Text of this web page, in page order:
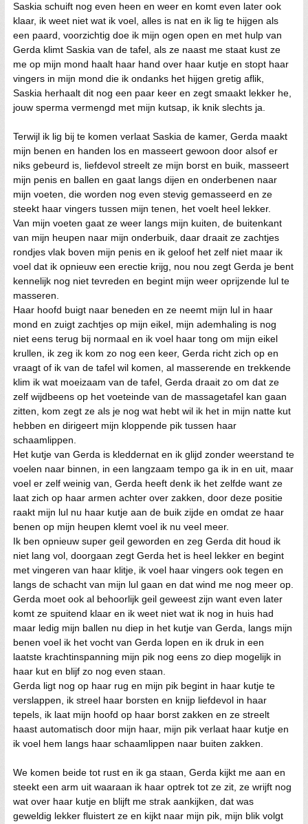
Saskia schuift nog even heen en weer en komt even later ook
klaar, ik weet niet wat ik voel, alles is nat en ik lig te hijgen als
een paard, voorzichtig doe ik mijn ogen open en met hulp van
Gerda klimt Saskia van de tafel, als ze naast me staat kust ze
me op mijn mond haalt haar hand over haar kutje en stopt haar
vingers in mijn mond die ik ondanks het hijgen gretig aflik,
Saskia herhaalt dit nog een paar keer en zegt smaakt lekker he,
jouw sperma vermengd met mijn kutsap, ik knik slechts ja.
Terwijl ik lig bij te komen verlaat Saskia de kamer, Gerda maakt
mijn benen en handen los en masseert gewoon door alsof er
niks gebeurd is, liefdevol streelt ze mijn borst en buik, masseert
mijn penis en ballen en gaat langs dijen en onderbenen naar
mijn voeten, die worden nog even stevig gemasseerd en ze
steekt haar vingers tussen mijn tenen, het voelt heel lekker.
Van mijn voeten gaat ze weer langs mijn kuiten, de buitenkant
van mijn heupen naar mijn onderbuik, daar draait ze zachtjes
rondjes vlak boven mijn penis en ik geloof het zelf niet maar ik
voel dat ik opnieuw een erectie krijg, nou nou zegt Gerda je bent
kennelijk nog niet tevreden en begint mijn weer oprijzende lul te
masseren.
Haar hoofd buigt naar beneden en ze neemt mijn lul in haar
mond en zuigt zachtjes op mijn eikel, mijn ademhaling is nog
niet eens terug bij normaal en ik voel haar tong om mijn eikel
krullen, ik zeg ik kom zo nog een keer, Gerda richt zich op en
vraagt of ik van de tafel wil komen, al masserende en trekkende
klim ik wat moeizaam van de tafel, Gerda draait zo om dat ze
zelf wijdbeens op het voeteinde van de massagetafel kan gaan
zitten, kom zegt ze als je nog wat hebt wil ik het in mijn natte kut
hebben en dirigeert mijn kloppende pik tussen haar
schaamlippen.
Het kutje van Gerda is kleddernat en ik glijd zonder weerstand te
voelen naar binnen, in een langzaam tempo ga ik in en uit, maar
voel er zelf weinig van, Gerda heeft denk ik het zelfde want ze
laat zich op haar armen achter over zakken, door deze positie
raakt mijn lul nu haar kutje aan de buik zijde en omdat ze haar
benen op mijn heupen klemt voel ik nu veel meer.
Ik ben opnieuw super geil geworden en zeg Gerda dit houd ik
niet lang vol, doorgaan zegt Gerda het is heel lekker en begint
met vingeren van haar klitje, ik voel haar vingers ook tegen en
langs de schacht van mijn lul gaan en dat wind me nog meer op.
Gerda moet ook al behoorlijk geil geweest zijn want even later
komt ze spuitend klaar en ik weet niet wat ik nog in huis had
maar ledig mijn ballen nu diep in het kutje van Gerda, langs mijn
benen voel ik het vocht van Gerda lopen en ik druk in een
laatste krachtinspanning mijn pik nog eens zo diep mogelijk in
haar kut en blijf zo nog even staan.
Gerda ligt nog op haar rug en mijn pik begint in haar kutje te
verslappen, ik streel haar borsten en knijp liefdevol in haar
tepels, ik laat mijn hoofd op haar borst zakken en ze streelt
haast automatisch door mijn haar, mijn pik verlaat haar kutje en
ik voel hem langs haar schaamlippen naar buiten zakken.
We komen beide tot rust en ik ga staan, Gerda kijkt me aan en
steekt een arm uit waaraan ik haar optrek tot ze zit, ze wrijft nog
wat over haar kutje en blijft me strak aankijken, dat was
geweldig lekker fluistert ze en kijkt naar mijn pik, mijn blik volgt